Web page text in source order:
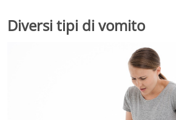
Diversi tipi di vomito